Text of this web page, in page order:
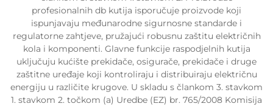
profesionalnih db kutija isporučuje proizvode koji
ispunjavaju međunarodne sigurnosne standarde i
regulatorne zahtjeve, pružajući robusnu zaštitu električnih
kola i komponenti. Glavne funkcije raspodjelnih kutija
uključuju kućište prekidače, osigurače, prekidače i druge
zaštitne uređaje koji kontroliraju i distribuiraju električnu
energiju u različite krugove. U skladu s člankom 3. stavkom
1. stavkom 2. točkom (a) Uredbe (EZ) br. 765/2008 Komisija